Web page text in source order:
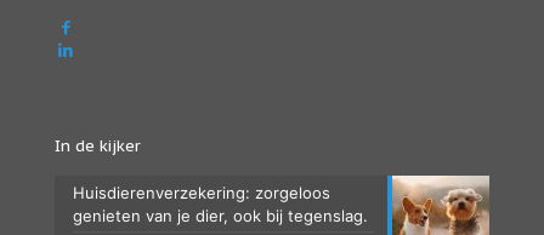
In de kijker
Huisdierenverzekering: zorgeloos
genieten van je dier, ook bij tegenslag.